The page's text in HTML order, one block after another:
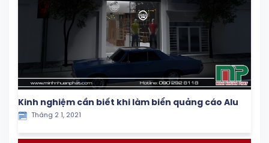
Kinh nghiệm cần biết khi làm biển quảng cáo Alu
Tháng 2 1, 2021